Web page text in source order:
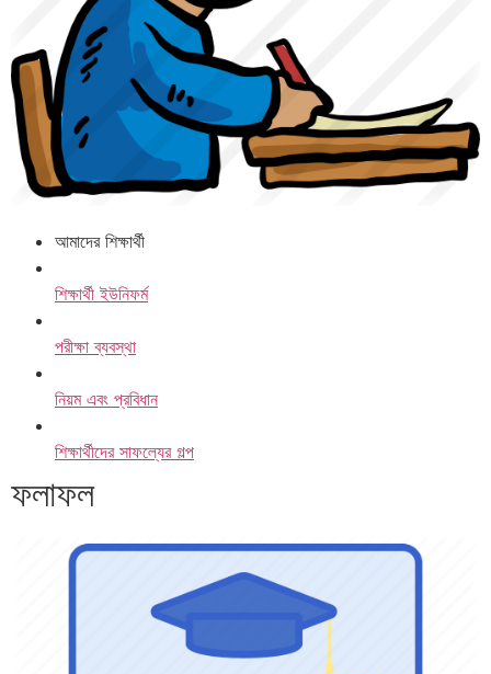
আমাদের শিক্ষার্থী
শিক্ষার্থী ইউনিফর্ম
পরীক্ষা ব্যবস্থা
নিয়ম এবং প্রবিধান
শিক্ষার্থীদের সাফল্যের গল্প
ফলাফল